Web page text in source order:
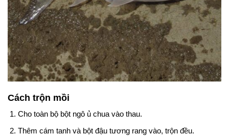
Cách trộn mồi
Cho toàn bộ bột ngô ủ chua vào thau.
Thêm cám tanh và bột đậu tương rang vào, trộn đều.